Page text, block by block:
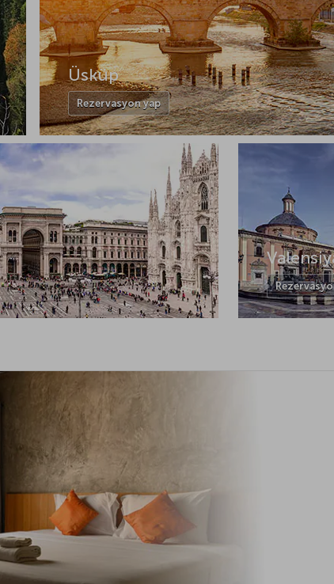
Üsküp
Rezervasyon yap